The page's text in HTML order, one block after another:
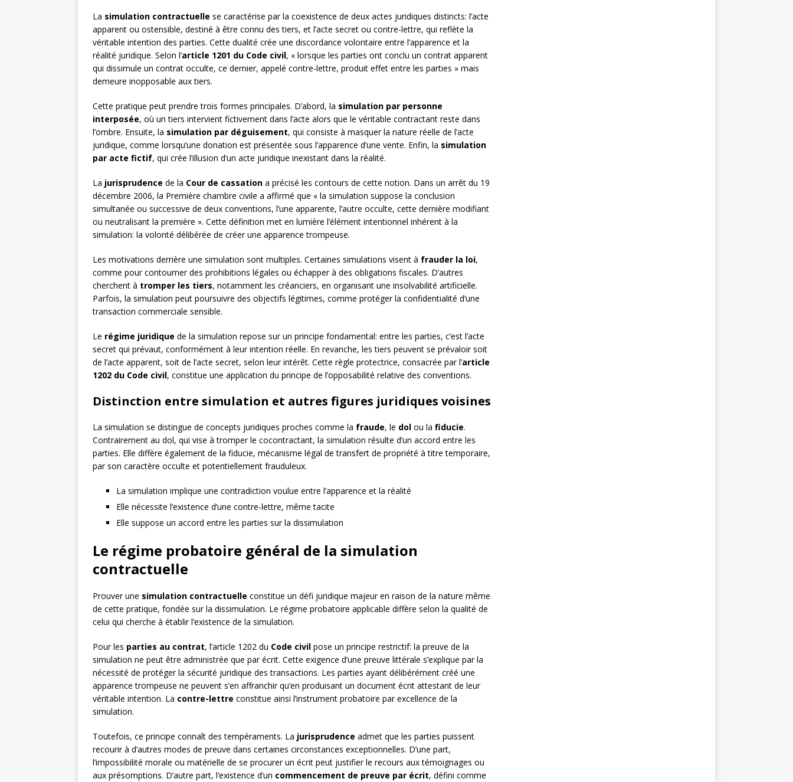
La simulation contractuelle se caractérise par la coexistence de deux actes juridiques distincts: l’acte
apparent ou ostensible, destiné à être connu des tiers, et l’acte secret ou contre-lettre, qui reflète la
véritable intention des parties. Cette dualité crée une discordance volontaire entre l’apparence et la
réalité juridique. Selon l’article 1201 du Code civil, « lorsque les parties ont conclu un contrat apparent
qui dissimule un contrat occulte, ce dernier, appelé contre-lettre, produit effet entre les parties » mais
demeure inopposable aux tiers.
Cette pratique peut prendre trois formes principales. D’abord, la simulation par personne
interposée, où un tiers intervient fictivement dans l’acte alors que le véritable contractant reste dans
l’ombre. Ensuite, la simulation par déguisement, qui consiste à masquer la nature réelle de l’acte
juridique, comme lorsqu’une donation est présentée sous l’apparence d’une vente. Enfin, la simulation
par acte fictif, qui crée l’illusion d’un acte juridique inexistant dans la réalité.
La jurisprudence de la Cour de cassation a précisé les contours de cette notion. Dans un arrêt du 19
décembre 2006, la Première chambre civile a affirmé que « la simulation suppose la conclusion
simultanée ou successive de deux conventions, l’une apparente, l’autre occulte, cette dernière modifiant
ou neutralisant la première ». Cette définition met en lumière l’élément intentionnel inhérent à la
simulation: la volonté délibérée de créer une apparence trompeuse.
Les motivations derrière une simulation sont multiples. Certaines simulations visent à frauder la loi,
comme pour contourner des prohibitions légales ou échapper à des obligations fiscales. D’autres
cherchent à tromper les tiers, notamment les créanciers, en organisant une insolvabilité artificielle.
Parfois, la simulation peut poursuivre des objectifs légitimes, comme protéger la confidentialité d’une
transaction commerciale sensible.
Le régime juridique de la simulation repose sur un principe fondamental: entre les parties, c’est l’acte
secret qui prévaut, conformément à leur intention réelle. En revanche, les tiers peuvent se prévaloir soit
de l’acte apparent, soit de l’acte secret, selon leur intérêt. Cette règle protectrice, consacrée par l’article
1202 du Code civil, constitue une application du principe de l’opposabilité relative des conventions.
Distinction entre simulation et autres figures juridiques voisines
La simulation se distingue de concepts juridiques proches comme la fraude, le dol ou la fiducie.
Contrairement au dol, qui vise à tromper le cocontractant, la simulation résulte d’un accord entre les
parties. Elle diffère également de la fiducie, mécanisme légal de transfert de propriété à titre temporaire,
par son caractère occulte et potentiellement frauduleux.
La simulation implique une contradiction voulue entre l’apparence et la réalité
Elle nécessite l’existence d’une contre-lettre, même tacite
Elle suppose un accord entre les parties sur la dissimulation
Le régime probatoire général de la simulation
contractuelle
Prouver une simulation contractuelle constitue un défi juridique majeur en raison de la nature même
de cette pratique, fondée sur la dissimulation. Le régime probatoire applicable diffère selon la qualité de
celui qui cherche à établir l’existence de la simulation.
Pour les parties au contrat, l’article 1202 du Code civil pose un principe restrictif: la preuve de la
simulation ne peut être administrée que par écrit. Cette exigence d’une preuve littérale s’explique par la
nécessité de protéger la sécurité juridique des transactions. Les parties ayant délibérément créé une
apparence trompeuse ne peuvent s’en affranchir qu’en produisant un document écrit attestant de leur
véritable intention. La contre-lettre constitue ainsi l’instrument probatoire par excellence de la
simulation.
Toutefois, ce principe connaît des tempéraments. La jurisprudence admet que les parties puissent
recourir à d’autres modes de preuve dans certaines circonstances exceptionnelles. D’une part,
l’impossibilité morale ou matérielle de se procurer un écrit peut justifier le recours aux témoignages ou
aux présomptions. D’autre part, l’existence d’un commencement de preuve par écrit, défini comme